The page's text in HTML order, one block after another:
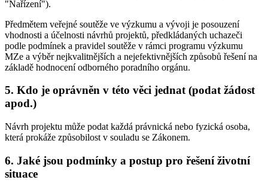
"Nařízení").
Předmětem veřejné soutěže ve výzkumu a vývoji je posouzení
vhodnosti a účelnosti návrhů projektů, předkládaných uchazeči
podle podmínek a pravidel soutěže v rámci programu výzkumu
MZe a výběr nejkvalitnějších a nejefektivnějších způsobů řešení na
základě hodnocení odborného poradního orgánu.
5. Kdo je oprávněn v této věci jednat (podat žádost
apod.)
Návrh projektu může podat každá právnická nebo fyzická osoba,
která prokáže způsobilost v souladu se Zákonem.
6. Jaké jsou podmínky a postup pro řešení životní
situace